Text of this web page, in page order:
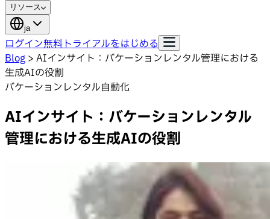
リソース
ja
ログイン無料トライアルをはじめる
Blog > AIインサイト：バケーションレンタル管理における
生成AIの役割
バケーションレンタル自動化
AIインサイト：バケーションレンタル
管理における生成AIの役割